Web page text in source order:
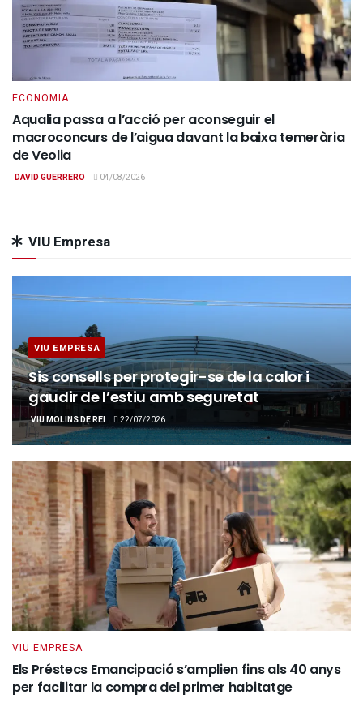
ECONOMIA
Aqualia passa a l’acció per aconseguir el
macroconcurs de l’aigua davant la baixa temerària
de Veolia
DAVID GUERRERO 04/08/2026
VIU Empresa
VIU EMPRESA
Sis consells per protegir-se de la calor i
gaudir de l’estiu amb seguretat
VIU MOLINS DE REI 22/07/2026
VIU EMPRESA
Els Préstecs Emancipació s’amplien fins als 40 anys
per facilitar la compra del primer habitatge